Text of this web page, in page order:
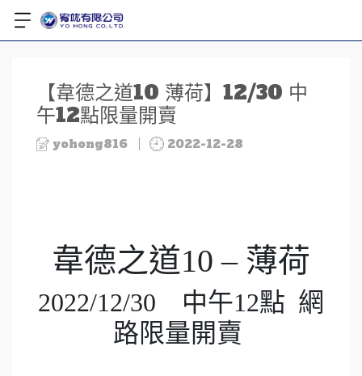
【韋德之道10 薄荷】12/30 中
午12點限量開賣
yohong816 2022-12-28
韋德之道10 – 薄荷
2022/12/30 中午12點 網
路限量開賣